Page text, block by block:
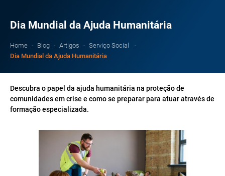
Dia Mundial da Ajuda Humanitária
Home Blog Artigos
Serviço Social
Dia Mundial da Ajuda Humanitária
Descubra o papel da ajuda humanitária na proteção de
comunidades em crise e como se preparar para atuar através de
formação especializada.